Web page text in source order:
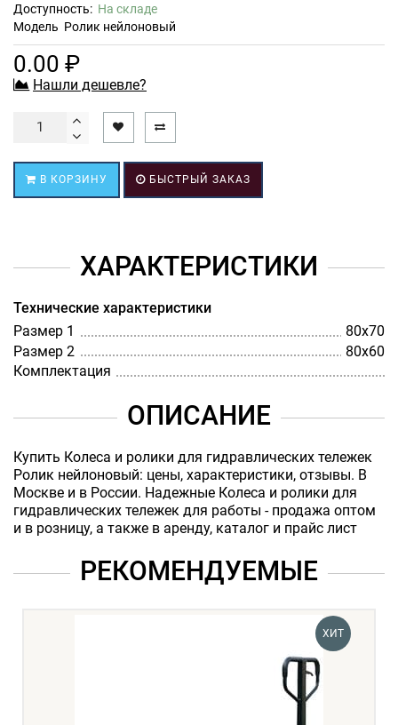
Доступность: На складе
Модель Ролик нейлоновый
0.00 ₽
Нашли дешевле?
В КОРЗИНУ БЫСТРЫЙ ЗАКАЗ
ХАРАКТЕРИСТИКИ
Технические характеристики
Размер 1
80х70
Размер 2
80х60
Комплектация
ОПИСАНИЕ
Купить Колеса и ролики для гидравлических тележек
Ролик нейлоновый: цены, характеристики, отзывы. В
Москве и в России. Надежные Колеса и ролики для
гидравлических тележек для работы - продажа оптом
и в розницу, а также в аренду, каталог и прайс лист
РЕКОМЕНДУЕМЫЕ
ХИТ